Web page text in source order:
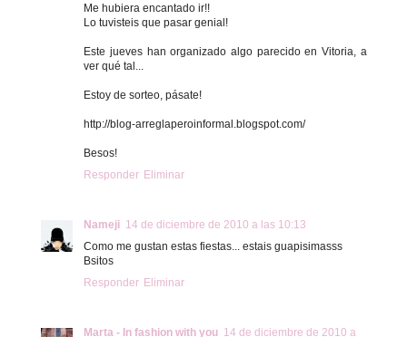
Me hubiera encantado ir!!
Lo tuvisteis que pasar genial!
Este jueves han organizado algo parecido en Vitoria, a
ver qué tal...
Estoy de sorteo, pásate!
http://blog-arreglaperoinformal.blogspot.com/
Besos!
Responder Eliminar
Nameji 14 de diciembre de 2010 a las 10:13
Como me gustan estas fiestas... estais guapisimasss
Bsitos
Responder Eliminar
Marta - In fashion with you 14 de diciembre de 2010 a